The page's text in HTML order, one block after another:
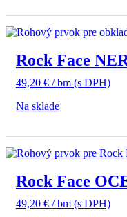
Rock Face
49,20 € / bm (s DPH)
Na sklade
Rock Face
49,20 € / bm (s DPH)